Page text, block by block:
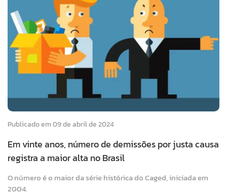
Publicado em 09 de abril de 2024
Em vinte anos, número de demissões por justa causa
registra a maior alta no Brasil
O número é o maior da série histórica do Caged, iniciada em
2004.